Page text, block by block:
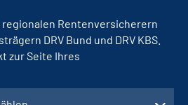
regionalen Rentenversicherern
DRV Bund und DRV KBS.
zur Seite Ihres